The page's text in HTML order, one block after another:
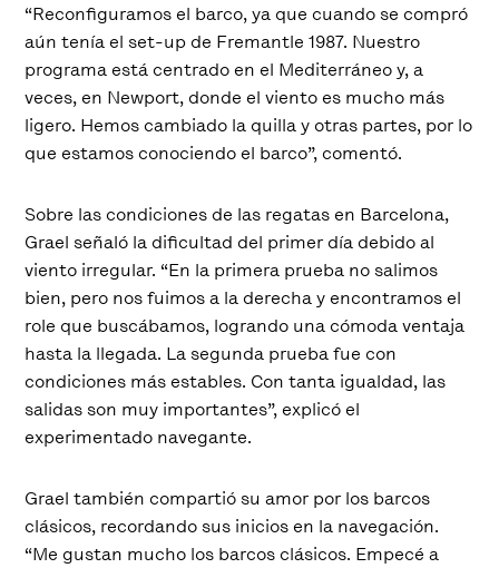
“Reconfiguramos el barco, ya que cuando se compró
aún tenía el set-up de Fremantle 1987. Nuestro
programa está centrado en el Mediterráneo y, a
veces, en Newport, donde el viento es mucho más
ligero. Hemos cambiado la quilla y otras partes, por lo
que estamos conociendo el barco”, comentó.
Sobre las condiciones de las regatas en Barcelona,
Grael señaló la dificultad del primer día debido al
viento irregular. “En la primera prueba no salimos
bien, pero nos fuimos a la derecha y encontramos el
role que buscábamos, logrando una cómoda ventaja
hasta la llegada. La segunda prueba fue con
condiciones más estables. Con tanta igualdad, las
salidas son muy importantes”, explicó el
experimentado navegante.
Grael también compartió su amor por los barcos
clásicos, recordando sus inicios en la navegación.
“Me gustan mucho los barcos clásicos. Empecé a